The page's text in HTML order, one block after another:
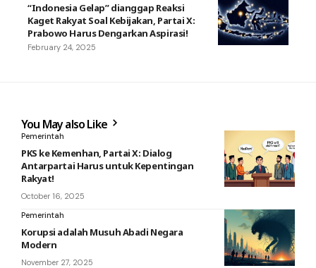
“Indonesia Gelap” dianggap Reaksi
Kaget Rakyat Soal Kebijakan, Partai X:
Prabowo Harus Dengarkan Aspirasi!
February 24, 2025
You May also Like
Pemerintah
PKS ke Kemenhan, Partai X: Dialog
Antarpartai Harus untuk Kepentingan
Rakyat!
October 16, 2025
Pemerintah
Korupsi adalah Musuh Abadi Negara
Modern
November 27, 2025